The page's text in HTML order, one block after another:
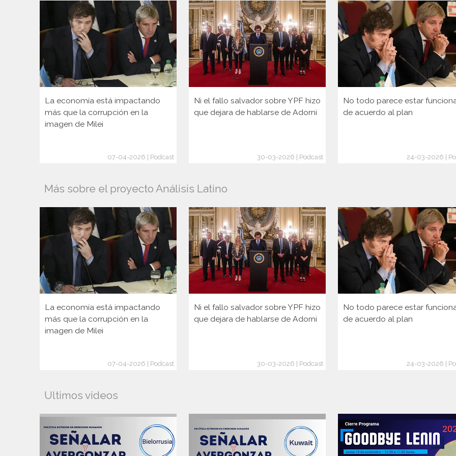
La economía está impactando
más que la corrupción en la
imagen de Milei
07-04-2026 | Podcast
Ni el fallo salvador sobre YPF hizo
que dejara de hablarse de Adorni
30-03-2026 | Podcast
No todo parece estar
de acuerdo al plan
24-03-2026 |
Más sobre el proyecto Análisis Latino
La economía está impactando
más que la corrupción en la
imagen de Milei
07-04-2026 | Podcast
Ni el fallo salvador sobre YPF hizo
que dejara de hablarse de Adorni
30-03-2026 | Podcast
No todo parece estar
de acuerdo al plan
24-03-2026 |
Ultimos videos